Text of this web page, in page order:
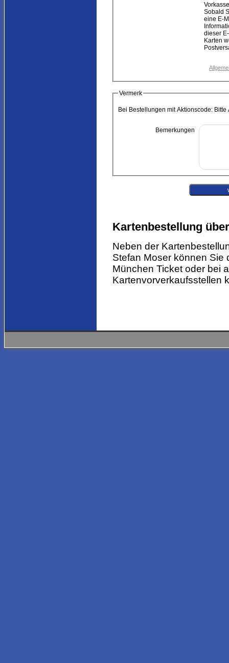
Sobald
eine E-
dieser
Karten
Bei Bestellungen mit Aktionscode:
Vermerk
Bemerkungen
Kartenbestellung
Neben der
Stefan Moser können Sie
München Ticket oder bei
Kartenvorverkaufsstellen